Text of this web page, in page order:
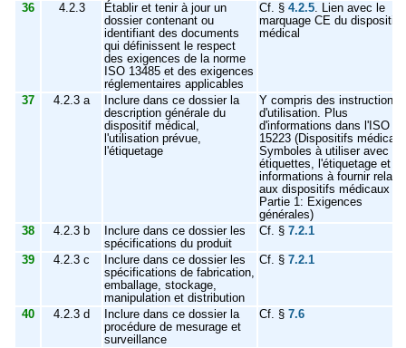
36
4.2.3
Établir et tenir à jour un
dossier contenant ou
identifiant des documents
qui définissent le respect
des exigences de la norme
ISO 13485 et des exigences
réglementaires applicables
Cf. § 4.2.5. Lien avec le
marquage CE du dispositif
médical
37 4.2.3 a
Inclure dans ce dossier la
description générale du
dispositif médical,
l'utilisation prévue,
l'étiquetage
Y compris des instructions
d'utilisation. Plus
d'informations dans l'ISO
15223 (Dispositifs
Symboles à utiliser avec
étiquettes, l'étiquetage et
informations à fournir
aux dispositifs médicaux -
Partie 1: Exigences
générales)
38
4.2.3 b
Inclure dans ce dossier les
spécifications du produit
Cf. § 7.2.1
39 4.2.3 c
Inclure dans ce dossier les
spécifications de fabrication,
emballage, stockage,
manipulation et distribution
Cf. § 7.2.1
40 4.2.3 d
Inclure dans ce dossier la
procédure de mesurage et
surveillance
Cf. § 7.6